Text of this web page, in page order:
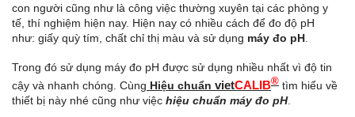
con người cũng như là công việc thường xuyên tại các phòng y
tế, thí nghiệm hiện nay. Hiện nay có nhiều cách để đo độ pH
như: giấy quỳ tím, chất chỉ thị màu và sử dụng máy đo pH
Trong đó sử dụng máy đo pH được sử dụng nhiều nhất vì độ tin
cậy và nhanh chóng. Cùng Hiệu chuẩn vietCALIB® tìm hiểu về
thiết bị này nhé cũng như việc hiệu chuẩn máy đo pH.